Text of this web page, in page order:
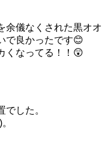
余儀なくされた黒オオ
で良かったです😊
くなってる！！😲
した。